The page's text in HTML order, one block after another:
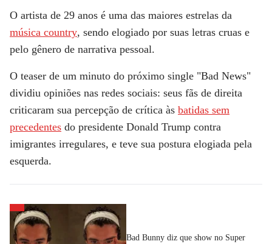
O artista de 29 anos é uma das maiores estrelas da
música country, sendo elogiado por suas letras cruas e
pelo gênero de narrativa pessoal.
O teaser de um minuto do próximo single "Bad News"
dividiu opiniões nas redes sociais: seus fãs de direita
criticaram sua percepção de crítica às batidas sem
precedentes do presidente Donald Trump contra
imigrantes irregulares, e teve sua postura elogiada pela
esquerda.
Bad Bunny diz que show no Super